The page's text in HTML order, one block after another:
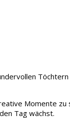
Momente
Tag wächst.